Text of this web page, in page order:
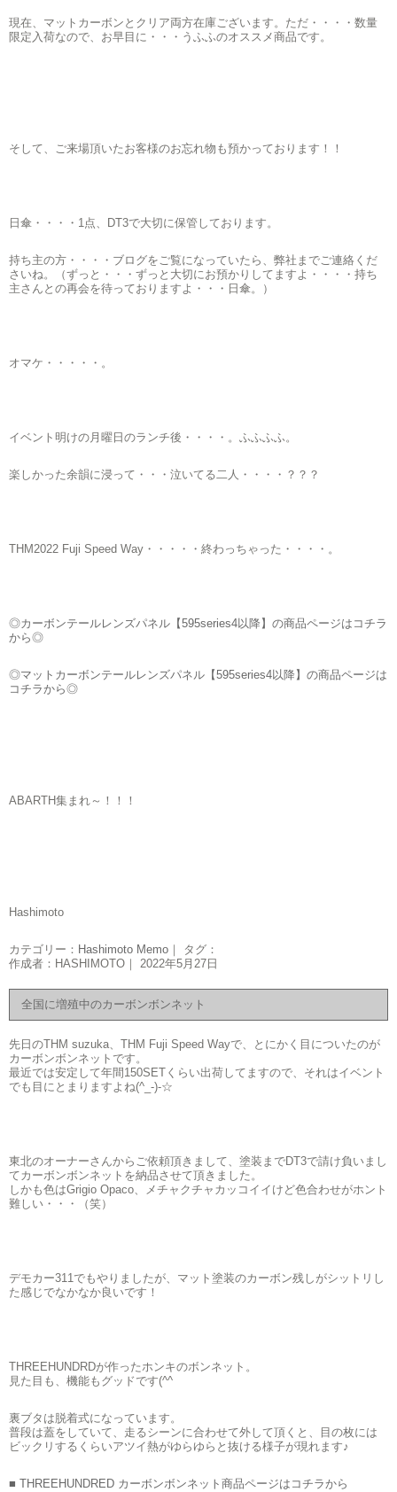
現在、マットカーボンとクリア両方在庫ございます。ただ・・・・数量
限定入荷なので、お早目に・・・うふふのオススメ商品です。
そして、ご来場頂いたお客様のお忘れ物も預かっております！！
日傘・・・・1点、DT3で大切に保管しております。
持ち主の方・・・・ブログをご覧になっていたら、弊社までご連絡くだ
さいね。（ずっと・・・ずっと大切にお預かりしてますよ・・・・持ち
主さんとの再会を待っておりますよ・・・日傘。）
オマケ・・・・・。
イベント明けの月曜日のランチ後・・・・。ふふふふ。
楽しかった余韻に浸って・・・泣いてる二人・・・・？？？
THM2022 Fuji Speed Way・・・・・終わっちゃった・・・・。
◎カーボンテールレンズパネル【595series4以降】の商品ページはコチラ
から◎
◎マットカーボンテールレンズパネル【595series4以降】の商品ページは
コチラから◎
ABARTH集まれ～！！！
Hashimoto
カテゴリー： Hashimoto Memo ｜ タグ：
作成者：HASHIMOTO｜ 2022年5月27日
全国に増殖中のカーボンボンネット
先日のTHM suzuka、THM Fuji Speed Wayで、とにかく目についたのが
カーボンボンネットです。
最近では安定して年間150SETくらい出荷してますので、それはイベント
でも目にとまりますよね(^_-)-☆
東北のオーナーさんからご依頼頂きまして、塗装までDT3で請け負いまし
てカーボンボンネットを納品させて頂きました。
しかも色はGrigio Opaco、メチャクチャカッコイイけど色合わせがホント
難しい・・・（笑）
デモカー311でもやりましたが、マット塗装のカーボン残しがシットリし
た感じでなかなか良いです！
THREEHUNDRDが作ったホンキのボンネット。
見た目も、機能もグッドです(^^ゞ
裏ブタは脱着式になっています。
普段は蓋をしていて、走るシーンに合わせて外して頂くと、目の枚には
ビックリするくらいアツイ熱がゆらゆらと抜ける様子が現れます♪
■ THREEHUNDRED カーボンボンネット商品ページはコチラから